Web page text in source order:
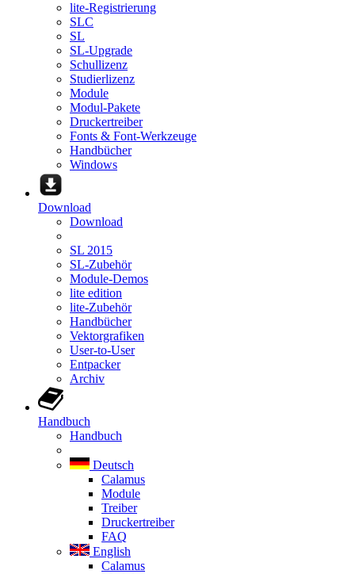
lite-Registrierung
SLC
SL
SL-Upgrade
Schullizenz
Studierlizenz
Module
Modul-Pakete
Druckertreiber
Fonts & Font-Werkzeuge
Handbücher
Windows
Download
Download
SL 2015
SL-Zubehör
Module-Demos
lite edition
lite-Zubehör
Handbücher
Vektorgrafiken
User-to-User
Entpacker
Archiv
Handbuch
Handbuch
Deutsch
Calamus
Module
Treiber
Druckertreiber
FAQ
English
Calamus